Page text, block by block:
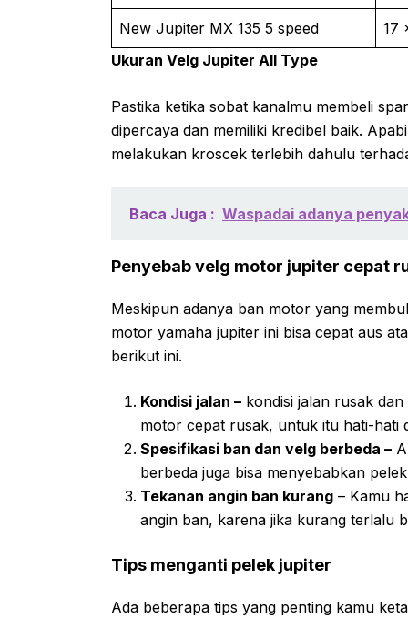
New Jupiter MX 135 5 speed 17
Ukuran Velg Jupiter All Type
Pastika ketika sobat kanalmu membeli
dipercaya dan memiliki kredibel baik.
melakukan kroscek terlebih dahulu
Baca Juga : Waspadai adanya
Penyebab velg motor jupiter cepat
Meskipun adanya ban motor yang
motor yamaha jupiter ini bisa cepat aus
berikut ini.
Kondisi jalan – kondisi jalan rusak
motor cepat rusak, untuk itu hati-hati
Spesifikasi ban dan velg berbeda –
berbeda juga bisa menyebabkan
Tekanan angin ban kurang – Kamu
angin ban, karena jika kurang terlalu
Tips menganti pelek jupiter
Ada beberapa tips yang penting kamu